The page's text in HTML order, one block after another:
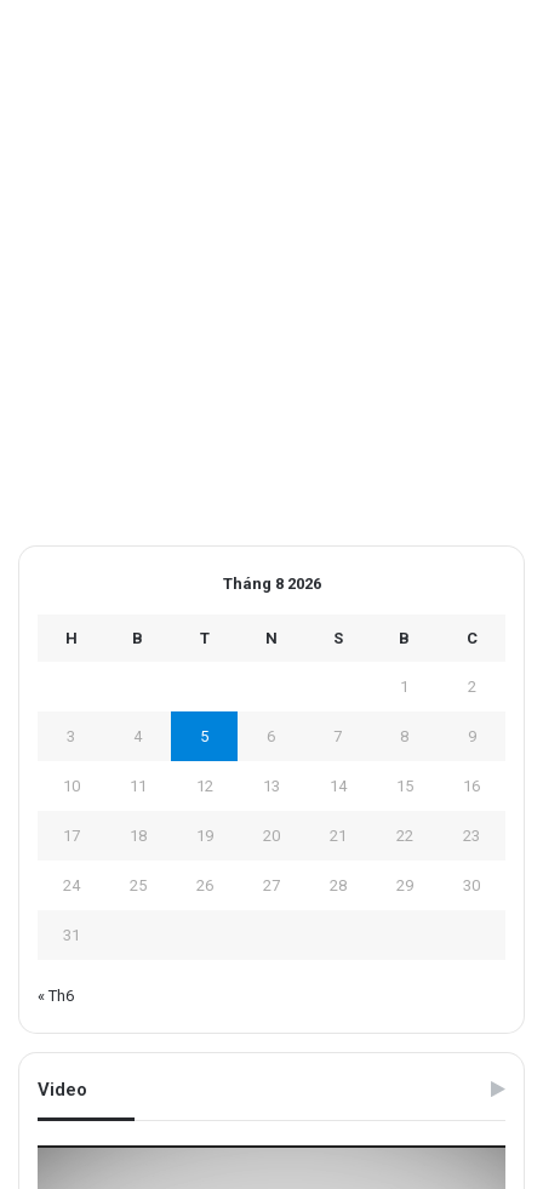
Tháng 8 2026
H B T N S B C
1 2
3 4 5 6 7 8 9
10 11 12 13 14 15 16
17 18 19 20 21 22 23
24 25 26 27 28 29 30
31
« Th6
Video